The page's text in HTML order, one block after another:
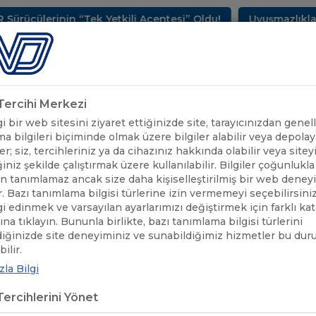
“Tek Yetkili Acentesi” Oldu! Uyuşmazlıkların
SEKTÖREL BİLGİLER UND YAYINLARI
ÖNEMLİ DUYURULAR / 2021 YILI İÇİN İLAVE 6.000 ADET ÇEKYA
YILI İÇİN İLAVE 6.000 ADET
Merkezi
bir web sitesini ziyaret ettiğinizde site, tarayıcınızdan
bilgileri biçiminde olmak üzere bilgiler alabilir veya
siz, tercihleriniz ya da cihazınız hakkında olabilir veya siteyi
şekilde çalıştırmak üzere kullanılabilir. Bilgiler
tanımlamaz ancak size daha kişiselleştirilmiş bir web
Bazı tanımlama bilgisi türlerine izin vermemeyi
edinmek ve varsayılan ayarlarımızı değiştirmek için farklı
tıklayın. Bununla birlikte, bazı tanımlama bilgisi türlerini
site deneyiminiz ve sunabildiğimiz hizmetler bu
Bilgi
Yönet